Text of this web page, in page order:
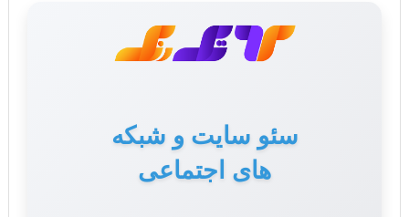
سئو سایت و شبکه
های اجتماعی